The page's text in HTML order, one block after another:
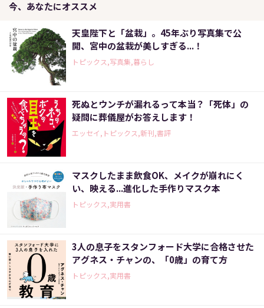
今、あなたにオススメ
天皇陛下と「盆栽」。45年ぶり写真集で公
開、宮中の盆栽が美しすぎる...！
トピックス,写真集,暮らし
死ぬとウンチが漏れるって本当？「死体」の
疑問に葬儀屋がお答えします！
エッセイ,トピックス,新刊,書評
マスクしたまま飲食OK、メイクが崩れにく
い、映える...進化した手作りマスク本
トピックス,実用書
3人の息子をスタンフォード大学に合格させた
アグネス・チャンの、「0歳」の育て方
トピックス,実用書